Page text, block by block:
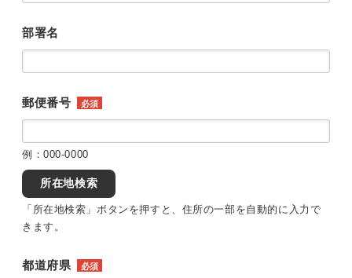
部署名
郵便番号 必須
例：000-0000
所在地検索
「所在地検索」ボタンを押すと、住所の一部を自動的に入力で
きます。
都道府県 必須